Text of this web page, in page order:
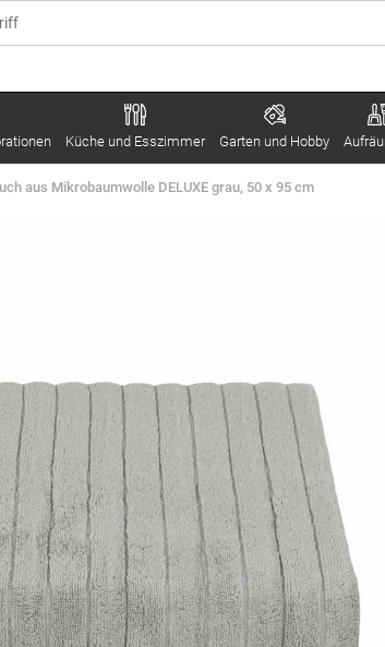
Küche und Esszimmer Garten und Hobby
aus Mikrobaumwolle DELUXE grau, 50 x 95 cm